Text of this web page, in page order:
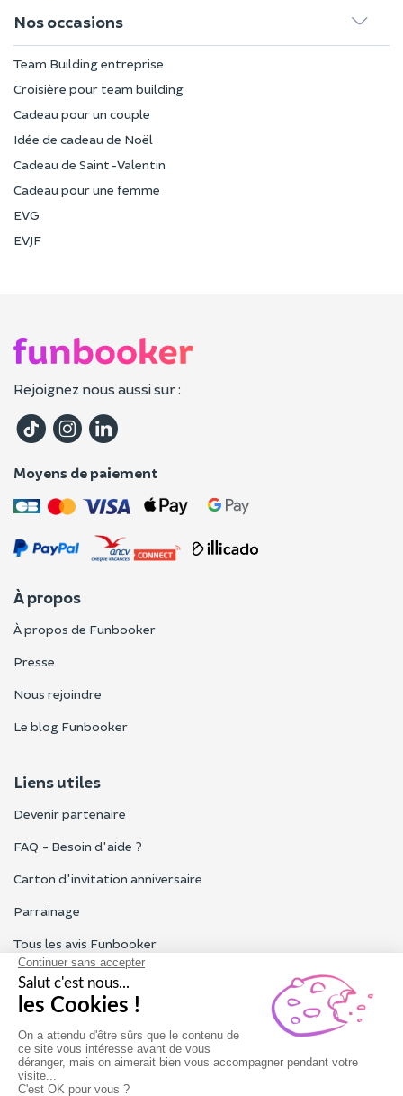
Nos occasions
Team Building entreprise
Croisière pour team building
Cadeau pour un couple
Idée de cadeau de Noël
Cadeau de Saint-Valentin
Cadeau pour une femme
EVG
EVJF
Rejoignez nous aussi sur :
Moyens de paiement
À propos
À propos de Funbooker
Presse
Nous rejoindre
Le blog Funbooker
Liens utiles
Devenir partenaire
FAQ - Besoin d'aide ?
Carton d'invitation anniversaire
Parrainage
Tous les avis Funbooker
Particuliers, entreprises, professionnels
Notre service client est ouvert du lundi au vendredi de 9h à 18h
Nous contacter